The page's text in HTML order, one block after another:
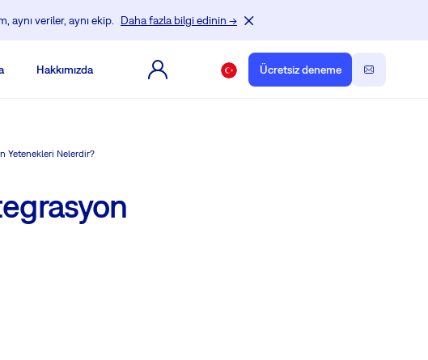
aynı veriler, aynı ekip. Daha fazla bilgi edinin →
Hakkımızda Ücretsiz deneme
Yetenekleri Nelerdir?